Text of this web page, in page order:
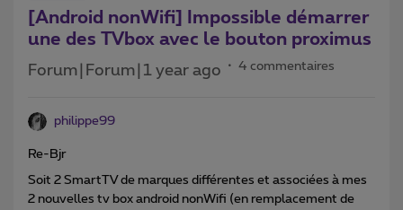
[Android nonWifi] Impossible démarrer
une des TVbox avec le bouton proximus
Forum|Forum|1 year ago 4 commentaires
philippe99
Re-Bjr
Soit 2 SmartTV de marques différentes et associées à mes
2 nouvelles tv box android nonWifi (en remplacement de